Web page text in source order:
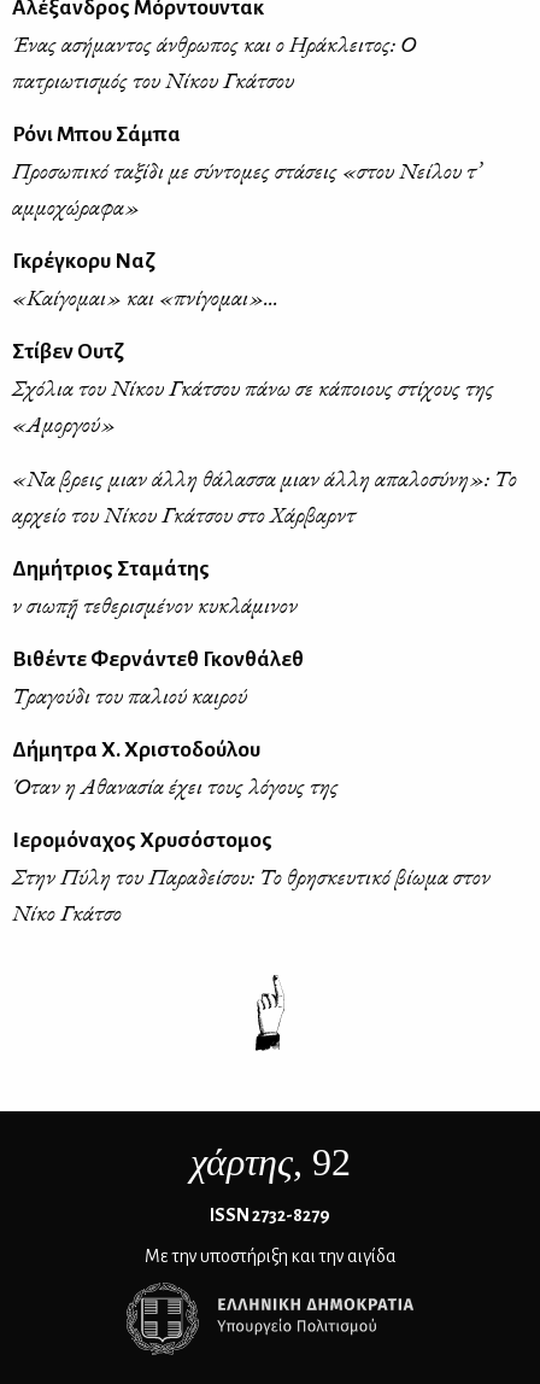
Αλέξανδρος Μόρντουντακ
Ένας ασήμαντος άνθρωπος και ο Ηράκλειτος: Ο
πατριωτισμός του Νίκου Γκάτσου
Ρόνι Μπου Σάμπα
Προσωπικό ταξίδι με σύντομες στάσεις «στου Νείλου τ’
αμμοχώραφα»
Γκρέγκορυ Ναζ
«Καίγομαι» και «πνίγομαι»...
Στίβεν Ουτζ
Σχόλια του Νίκου Γκάτσου πάνω σε κάποιους στίχους της
«Αμοργού»
«Να βρεις μιαν άλλη θάλασσα μιαν άλλη απαλοσύνη»: Το
αρχείο του Νίκου Γκάτσου στο Χάρβαρντ
Δημήτριος Σταμάτης
Ἐν σιωπῇ τεθερισμένον κυκλάμινον
Βιθέντε Φερνάντεθ Γκονθάλεθ
Τραγούδι του παλιού καιρού
Δήμητρα Χ. Χριστοδούλου
Όταν η Αθανασία έχει τους λόγους της
Ιερομόναχος Χρυσόστομος
Στην Πύλη του Παραδείσου: Το θρησκευτικό βίωμα στον
Νίκο Γκάτσο
χάρτης, 92
ΙSSN 2732-8279
Με την υποστήριξη και την αιγίδα